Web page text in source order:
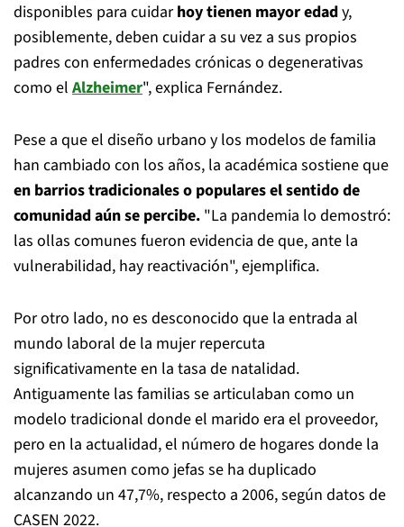
disponibles para cuidarhoy tienen mayor edady,
posiblemente, deben cuidar a su vez a sus propios
padres con enfermedades crónicas o degenerativas
como el Alzheimer", explica Fernández.
Pese a que el diseño urbano y los modelos de familia
han cambiado con los años, la académica sostiene que
en barrios tradicionales o populares el sentido de
comunidad aún se percibe. "La pandemia lo demostró:
las ollas comunes fueron evidencia de que, ante la
vulnerabilidad, hay reactivación", ejemplifica.
Por otro lado, no es desconocido que la entrada al
mundo laboral de la mujer repercuta
significativamente en la tasa de natalidad.
Antiguamente las familias se articulaban como un
modelo tradicional donde el marido era el proveedor,
pero en la actualidad, el número de hogares donde la
mujeres asumen como jefas se ha duplicado
alcanzando un 47,7%, respecto a 2006, según datos de
CASEN 2022.